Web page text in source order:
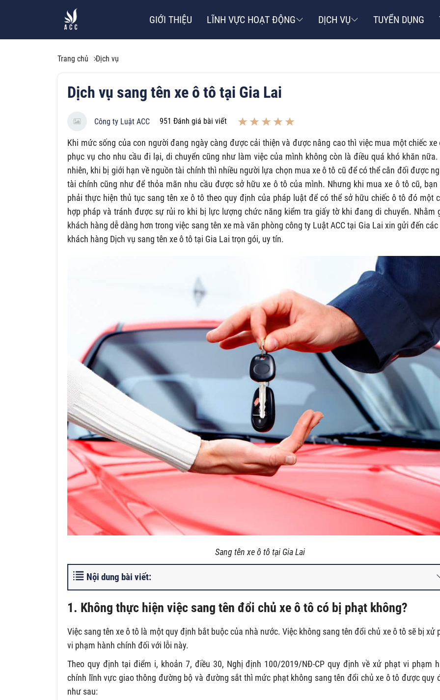
GIỚI THIỆU LĨNH VỰC HOẠT ĐỘNG DỊCH VỤ TUYỂN DỤNG
Trang chủ Dịch vụ
Dịch vụ sang tên xe ô tô tại Gia Lai
Công ty Luật ACC 951 Đánh giá bài viết
Khi mức sống của con người đang ngày càng được cải thiện và được nâng cao thì việc mua một chiếc xe
phục vụ cho nhu cầu đi lại, di chuyển cũng như làm việc của mình không còn là điều quá khó khăn nữa.
nhiên, khi bị giới hạn về nguồn tài chính thì nhiều người lựa chọn mua xe ô tô cũ để có thể cân đối được
tài chính cũng như để thỏa mãn nhu cầu được sở hữu xe ô tô của mình. Nhưng khi mua xe ô tô cũ, bạn
phải thực hiện thủ tục sang tên xe ô tô theo quy định của pháp luật để có thể sở hữu chiếc ô tô đó một
hợp pháp và tránh được sự rủi ro khi bị lực lượng chức năng kiểm tra giấy tờ khi đang di chuyển. Nhằm
khách hàng dễ dàng hơn trong việc sang tên xe mà văn phòng công ty Luật ACC tại Gia Lai xin gửi đến
khách hàng Dịch vụ sang tên xe ô tô tại Gia Lai trọn gói, uy tín.
Sang tên xe ô tô tại Gia Lai
Nội dung bài viết:
1. Không thực hiện việc sang tên đổi chủ xe ô tô có bị phạt không?
Việc sang tên xe ô tô là một quy định bắt buộc của nhà nước. Việc không sang tên đổi chủ xe ô tô sẽ bị xử
vi phạm hành chính đối với lỗi này.
Theo quy định tại điểm i, khoản 7, điều 30, Nghị định 100/2019/NĐ-CP quy định về xử phạt vi phạm
chính lĩnh vực giao thông đường bộ và đường sắt thì mức phạt không sang tên đổi chủ xe ô tô được quy
như sau: